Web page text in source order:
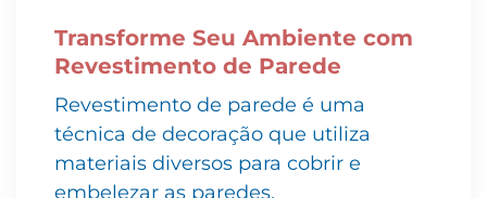
Transforme Seu Ambiente com
Revestimento de Parede
Revestimento de parede é uma
técnica de decoração que utiliza
materiais diversos para cobrir e
embelezar as paredes,